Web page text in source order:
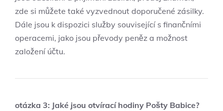
zde si můžete také vyzvednout doporučené zásilky.
Dále jsou k dispozici služby související s finančními
operacemi, jako jsou převody peněz a možnost
založení účtu.
otázka 3: Jaké jsou otvírací hodiny Pošty Babice?